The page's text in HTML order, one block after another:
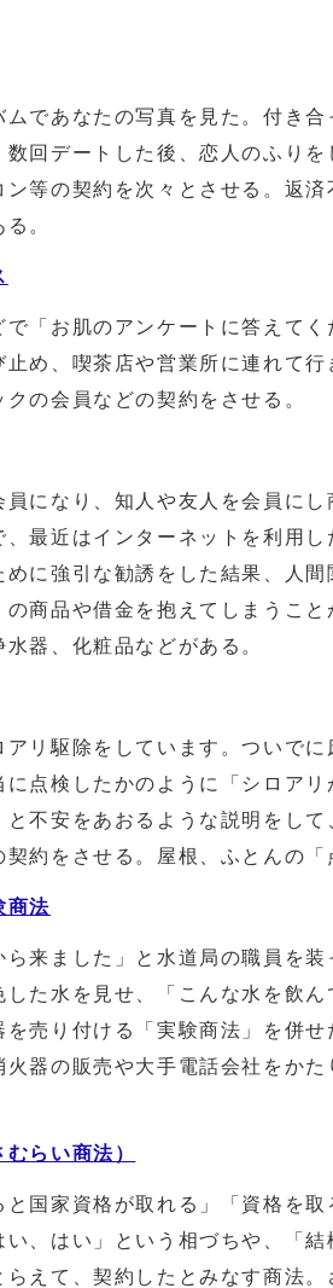
であなたの写真を見た。付き合
数回デートした後、恋人のふり
ン等の契約を次々とさせる。返
。
「お肌のアンケートに答えてく
止め、喫茶店や営業所に連れて
の会員などの契約をさせる。
になり、知人や友人を会員にし
、最近はインターネットを利用
めに強引な勧誘をした結果、人
の商品や借金を抱えてしまうこ
器、化粧品などがある。
リ駆除をしています。ついでに
に点検したかのように「シロア
と不安をあおるような説明をし
契約をさせる。屋根、ふとんの「
商法
来ました」と水道局の職員を装
した水を見せ、「こんな水を飲
を売り付ける「実験商法」を併せ
火器の販売や大手電話会社をか
らい商法）
国家資格が取れる」「資格を取
い、はい」という相づちや、「
らえて、契約したとみなす商法